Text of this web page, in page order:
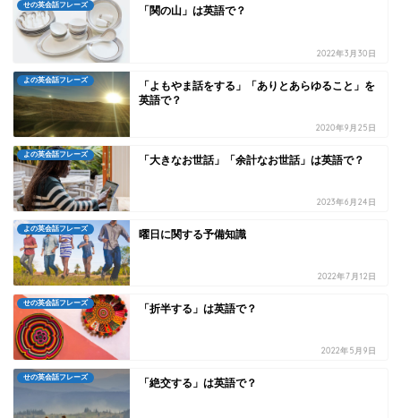
せの英会話フレーズ 「関の山」は英語で？
2022年3月30日
よの英会話フレーズ
「よもやま話をする」「ありとあらゆること」を
英語で？
2020年9月25日
よの英会話フレーズ 「大きなお世話」「余計なお世話」は英語で？
2023年6月24日
よの英会話フレーズ 曜日に関する予備知識
2022年7月12日
せの英会話フレーズ 「折半する」は英語で？
2022年5月9日
せの英会話フレーズ 「絶交する」は英語で？